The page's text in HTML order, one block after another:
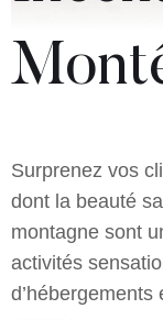
Surprenez vos
dont la beauté
montagne sont
activités